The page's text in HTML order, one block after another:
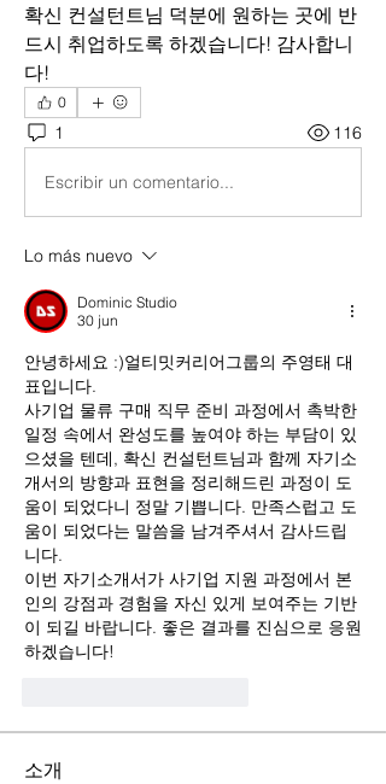
확신 컨설턴트님 덕분에 원하는 곳에 반
드시 취업하도록 하겠습니다! 감사합니
다!
0
1 116
Escribir un comentario...
Lo más nuevo
Dominic Studio
30 jun
안녕하세요 :)얼티밋커리어그룹의 주영태 대
표입니다.
사기업 물류 구매 직무 준비 과정에서 촉박한
일정 속에서 완성도를 높여야 하는 부담이 있
으셨을 텐데, 확신 컨설턴트님과 함께 자기소
개서의 방향과 표현을 정리해드린 과정이 도
움이 되었다니 정말 기쁩니다. 만족스럽고 도
움이 되었다는 말씀을 남겨주셔서 감사드립
니다.
이번 자기소개서가 사기업 지원 과정에서 본
인의 강점과 경험을 자신 있게 보여주는 기반
이 되길 바랍니다. 좋은 결과를 진심으로 응원
하겠습니다!
소개